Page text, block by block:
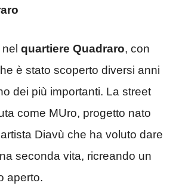
quartiere Quadraro, con
è stato scoperto diversi anni
dei più importanti. La street
come MUro, progetto nato
Diavù che ha voluto dare
seconda vita, ricreando un
aperto.